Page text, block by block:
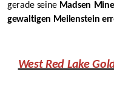
gerade seine Madsen
gewaltigen Meilenstein
West Red Lake